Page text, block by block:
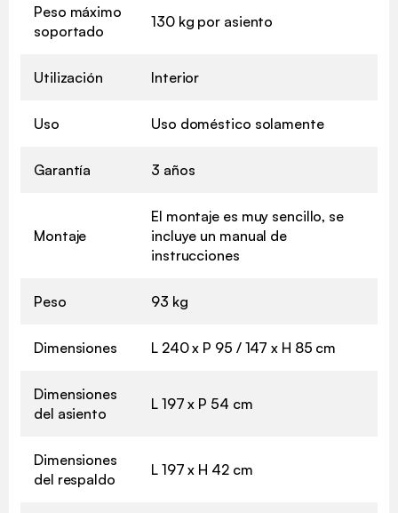
Peso máximo
soportado
130 kg por asiento
Utilización Interior
Uso Uso doméstico solamente
Garantía 3 años
Montaje
El montaje es muy sencillo, se
incluye un manual de
instrucciones
Peso 93 kg
Dimensiones L 240 x P 95 / 147 x H 85 cm
Dimensiones
del asiento
L 197 x P 54 cm
Dimensiones
del respaldo
L 197 x H 42 cm